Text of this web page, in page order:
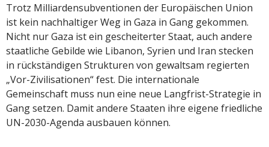
Trotz Milliardensubventionen der Europäischen Union
ist kein nachhaltiger Weg in Gaza in Gang gekommen.
Nicht nur Gaza ist ein gescheiterter Staat, auch andere
staatliche Gebilde wie Libanon, Syrien und Iran stecken
in rückständigen Strukturen von gewaltsam regierten
„Vor-Zivilisationen“ fest. Die internationale
Gemeinschaft muss nun eine neue Langfrist-Strategie in
Gang setzen. Damit andere Staaten ihre eigene friedliche
UN-2030-Agenda ausbauen können.